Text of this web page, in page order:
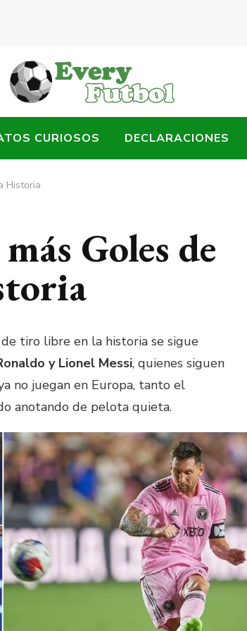
CURIOSOS DECLARACIONES
Historia
Goles de
tiro libre en la historia se sigue
y Lionel Messi, quienes siguen
no juegan en Europa, tanto el
anotando de pelota quieta.